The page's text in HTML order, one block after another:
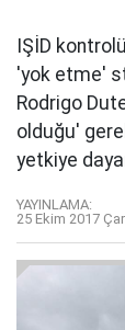
IŞİD
'yok etme'
Rodrigo
olduğu'
yetkiye
YAYINLAMA:
25 Ekim 2017